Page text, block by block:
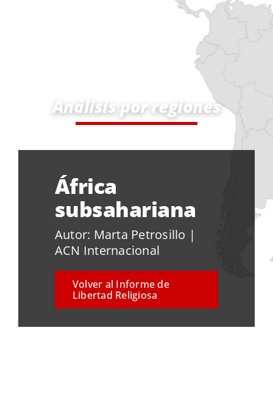
Análisis por regiones
África
subsahariana
Autor: Marta Petrosillo |
ACN Internacional
Volver al Informe de
Libertad Religiosa